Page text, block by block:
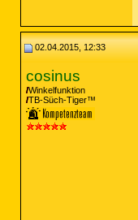
02.04.2015, 12:33
cosinus
Winkelfunktion
TB-Süch-Tiger™